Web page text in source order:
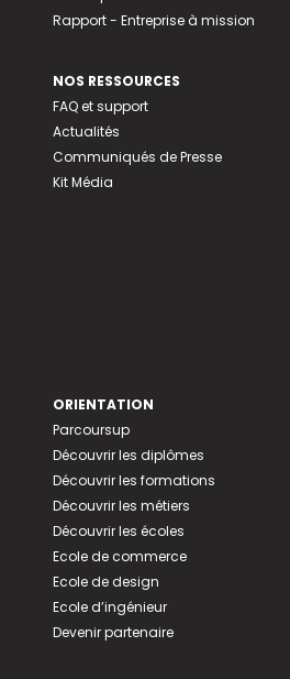
Rapport - Entreprise à mission
NOS RESSOURCES
FAQ et support
Actualités
Communiqués de Presse
Kit Média
ORIENTATION
Parcoursup
Découvrir les diplômes
Découvrir les formations
Découvrir les métiers
Découvrir les écoles
Ecole de commerce
Ecole de design
Ecole d’ingénieur
Devenir partenaire